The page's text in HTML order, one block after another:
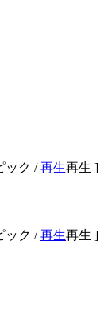
ック /再生再生 ]
ック /再生再生 ]